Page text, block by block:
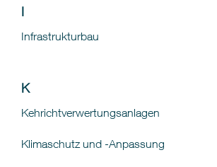
I
Infrastrukturbau
K
Kehrichtverwertungsanlagen
Klimaschutz und -Anpassung